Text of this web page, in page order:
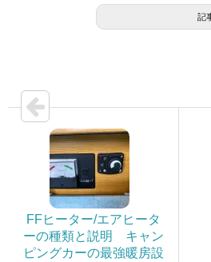
記
FFヒーター/エアヒータ
ーの種類と説明 キャン
ピングカーの最強暖房設